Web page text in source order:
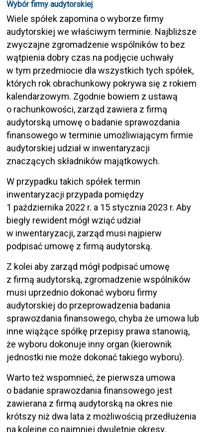
Wybór firmy audytorskiej
Wiele spółek zapomina o wyborze firmy
audytorskiej we właściwym terminie. Najbliższe
zwyczajne zgromadzenie wspólników to bez
wątpienia dobry czas na podjęcie uchwały
w tym przedmiocie dla wszystkich tych spółek,
których rok obrachunkowy pokrywa się z rokiem
kalendarzowym. Zgodnie bowiem z ustawą
o rachunkowości, zarząd zawiera z firmą
audytorską umowę o badanie sprawozdania
finansowego w terminie umożliwiającym firmie
audytorskiej udział w inwentaryzacji
znaczących składników majątkowych.
W przypadku takich spółek termin
inwentaryzacji przypada pomiędzy
1 października 2022 r. a 15 stycznia 2023 r. Aby
biegły rewident mógł wziąć udział
w inwentaryzacji, zarząd musi najpierw
podpisać umowę z firmą audytorską.
Z kolei aby zarząd mógł podpisać umowę
z firmą audytorską, zgromadzenie wspólników
musi uprzednio dokonać wyboru firmy
audytorskiej do przeprowadzenia badania
sprawozdania finansowego, chyba że umowa lub
inne wiążące spółkę przepisy prawa stanowią,
że wyboru dokonuje inny organ (kierownik
jednostki nie może dokonać takiego wyboru).
Warto też wspomnieć, że pierwsza umowa
o badanie sprawozdania finansowego jest
zawierana z firmą audytorską na okres nie
krótszy niż dwa lata z możliwością przedłużenia
na kolejne co najmniej dwuletnie okresy.